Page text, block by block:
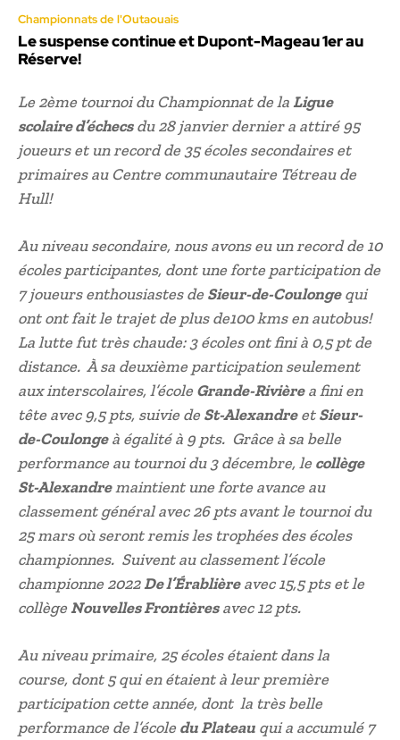
Championnats de l'Outaouais
Le suspense continue et Dupont-Mageau 1er au
Réserve!
Le 2ème tournoi du Championnat de laLigue
scolaire d’échecsdu 28 janvier dernier a attiré 95
joueurs et un record de 35 écoles secondaires et
primaires au Centre communautaire Tétreau de
Hull!
Au niveau secondaire, nous avons eu un record de 10
écoles participantes, dont une forte participation de
7 joueurs enthousiastes deSieur-de-Coulongequi
ont ont fait le trajet de plus de100 kms en autobus!
La lutte fut très chaude: 3 écoles ont fini à 0,5 pt de
distance. À sa deuxième participation seulement
aux interscolaires, l’écoleGrande-Rivièrea fini en
tête avec 9,5 pts, suivie deSt-AlexandreetSieur-
de-Coulongeà égalité à 9 pts. Grâce à sa belle
performance au tournoi du 3 décembre, lecollège
St-Alexandremaintient une forte avance au
classement général avec 26 pts avant le tournoi du
25 mars où seront remis les trophées des écoles
championnes. Suivent au classement l’école
championne 2022De l’Érablièreavec 15,5 pts et le
collègeNouvelles Frontièresavec 12 pts.
Au niveau primaire, 25 écoles étaient dans la
course, dont 5 qui en étaient à leur première
participation cette année, dont la très belle
performance de l’écoledu Plateau qui a accumulé 7